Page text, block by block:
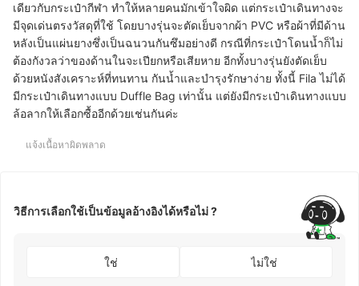
เดียวกับกระเป๋ากีฬา ทำให้หลายคนมักเข้าใจผิด แต่กระเป๋าเดินทางจะ
มีจุดเด่นตรงวัสดุที่ใช้ โดยบางรุ่นจะตัดเย็บจากผ้า PVC หรือผ้าที่มีด้าน
หลังเป็นแผ่นยางซึ่งเป็นฉนวนกันซึมอย่างดี กรณีที่กระเป๋าโดนน้ำก็ไม่
ต้องกังวลว่าของด้านในจะเปียกหรือเสียหาย อีกทั้งบางรุ่นยังตัดเย็บ
ด้วยหนังสังเคราะห์ที่ทนทาน กันน้ำและบำรุงรักษาง่าย ทั้งนี้ Fila ไม่ได้
มีกระเป๋าเดินทางแบบ Duffle Bag เท่านั้น แต่ยังมีกระเป๋าเดินทางแบบ
ล้อลากให้เลือกซื้ออีกด้วยเช่นกันค่ะ
แจ้งเนื้อหาผิดพลาด
วิธีการเลือกใช้เป็นข้อมูลอ้างอิงได้หรือไม่ ?
ใช่ ไม่ใช่